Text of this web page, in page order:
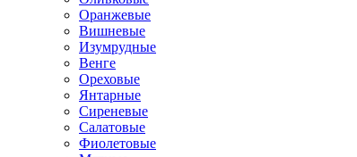
Оранжевые
Вишневые
Изумрудные
Венге
Ореховые
Янтарные
Сиреневые
Салатовые
Фиолетовые